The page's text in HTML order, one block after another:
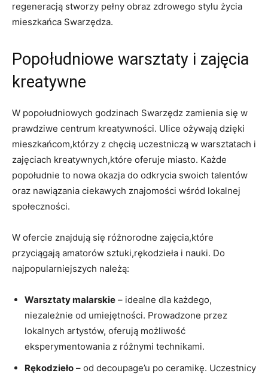
regeneracją stworzy pełny obraz zdrowego stylu życia
mieszkańca Swarzędza.
Popołudniowe warsztaty i zajęcia
kreatywne
W popołudniowych godzinach Swarzędz zamienia się w
prawdziwe centrum kreatywności. Ulice ożywają dzięki
mieszkańcom,którzy z chęcią uczestniczą w warsztatach i
zajęciach kreatywnych,które oferuje miasto. Każde
popołudnie to nowa okazja do odkrycia swoich talentów
oraz nawiązania ciekawych znajomości wśród lokalnej
społeczności.
W ofercie znajdują się różnorodne zajęcia,które
przyciągają amatorów sztuki,rękodzieła i nauki. Do
najpopularniejszych należą:
Warsztaty malarskie – idealne dla każdego,
niezależnie od umiejętności. Prowadzone przez
lokalnych artystów, oferują możliwość
eksperymentowania z różnymi technikami.
Rękodzieło – od decoupage’u po ceramikę. Uczestnicy